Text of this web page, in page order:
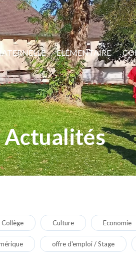
ELÉMENTAIRE
Actualités
Collège Culture Economie
offre d'emploi / Stage